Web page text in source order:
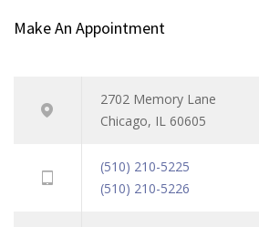
Make An Appointment
2702 Memory Lane
Chicago, IL 60605
(510) 210-5225
(510) 210-5226